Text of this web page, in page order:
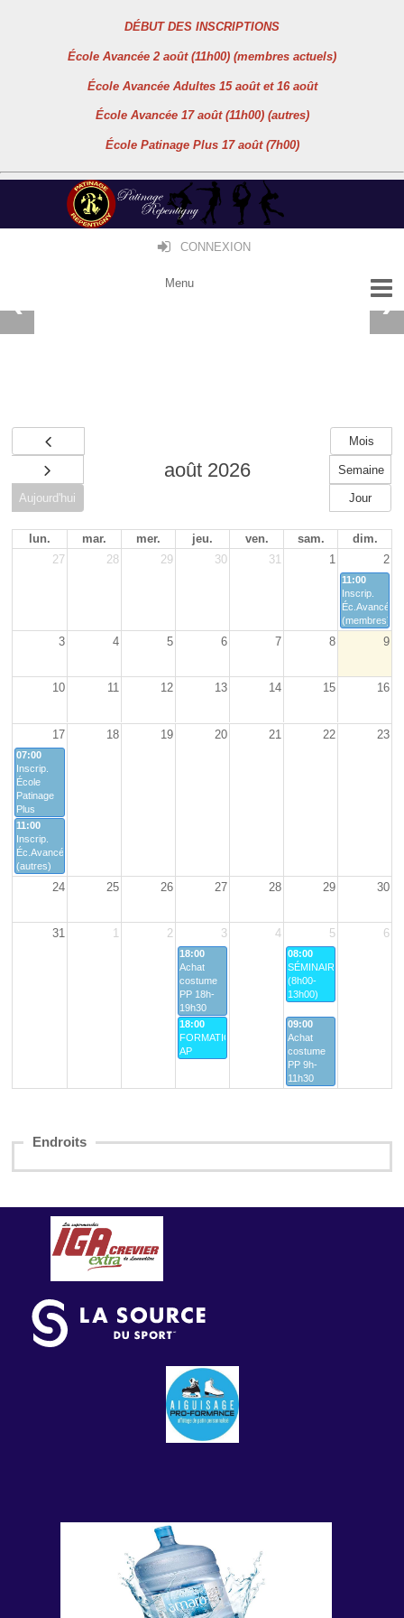
DÉBUT DES INSCRIPTIONS
École Avancée 2 août (11h00) (membres actuels)
École Avancée Adultes 15 août et 16 août
École Avancée 17 août (11h00) (autres)
École Patinage Plus 17 août (7h00)
CONNEXION